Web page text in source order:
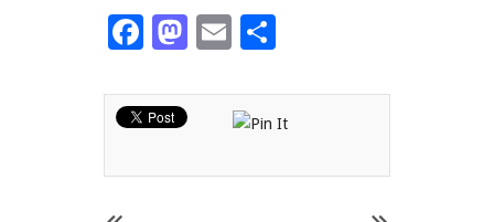
Facebook
Mastodon
Email